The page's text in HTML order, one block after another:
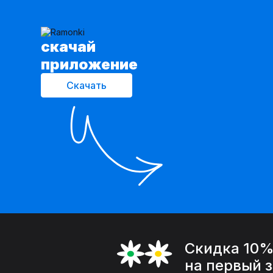
cкачай
приложение
Скачать
Скидка 10%
на первый